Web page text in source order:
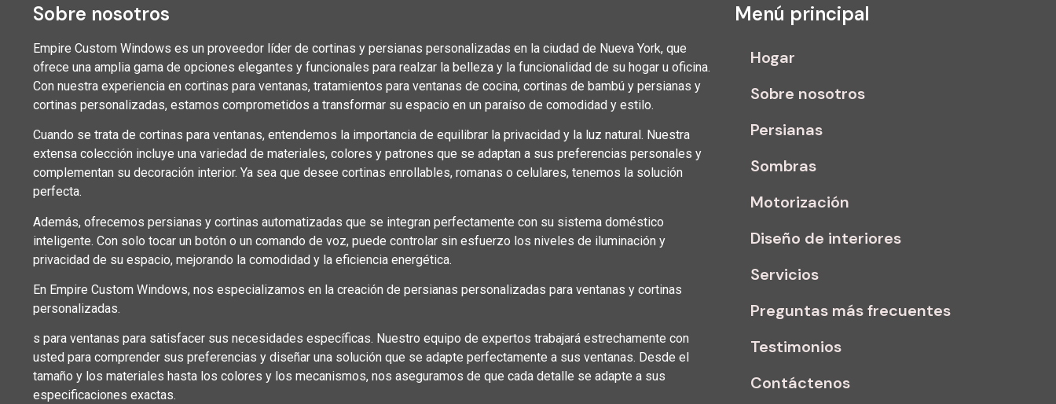
Sobre nosotros
Empire Custom Windows es un proveedor líder de cortinas y persianas personalizadas en la ciudad de Nueva York, que
ofrece una amplia gama de opciones elegantes y funcionales para realzar la belleza y la funcionalidad de su hogar u oficina.
Con nuestra experiencia en cortinas para ventanas, tratamientos para ventanas de cocina, cortinas de bambú y persianas y
cortinas personalizadas, estamos comprometidos a transformar su espacio en un paraíso de comodidad y estilo.
Cuando se trata de cortinas para ventanas, entendemos la importancia de equilibrar la privacidad y la luz natural. Nuestra
extensa colección incluye una variedad de materiales, colores y patrones que se adaptan a sus preferencias personales y
complementan su decoración interior. Ya sea que desee cortinas enrollables, romanas o celulares, tenemos la solución
perfecta.
Además, ofrecemos persianas y cortinas automatizadas que se integran perfectamente con su sistema doméstico
inteligente. Con solo tocar un botón o un comando de voz, puede controlar sin esfuerzo los niveles de iluminación y
privacidad de su espacio, mejorando la comodidad y la eficiencia energética.
En Empire Custom Windows, nos especializamos en la creación de persianas personalizadas para ventanas y cortinas
personalizadas.
s para ventanas para satisfacer sus necesidades específicas. Nuestro equipo de expertos trabajará estrechamente con
usted para comprender sus preferencias y diseñar una solución que se adapte perfectamente a sus ventanas. Desde el
tamaño y los materiales hasta los colores y los mecanismos, nos aseguramos de que cada detalle se adapte a sus
especificaciones exactas.
Menú principal
Hogar
Sobre nosotros
Persianas
Sombras
Motorización
Diseño de interiores
Servicios
Preguntas más frecuentes
Testimonios
Contáctenos